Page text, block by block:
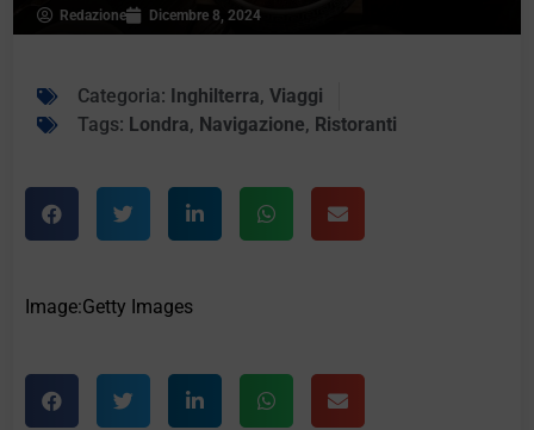
Redazione Dicembre 8, 2024
Categoria: Inghilterra,Viaggi
Tags: Londra, Navigazione, Ristoranti
Image:Getty Images